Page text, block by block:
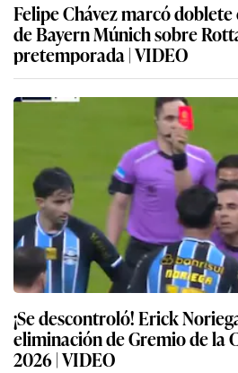
Felipe Chávez marcó doblete
de Bayern Múnich sobre
pretemporada | VIDEO
¡Se descontroló! Erick
eliminación de Gremio de la
2026 | VIDEO